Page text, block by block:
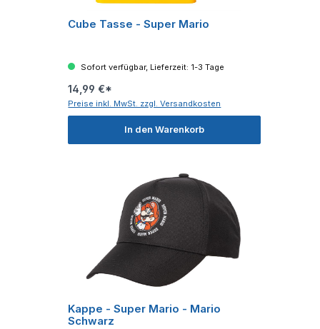
Cube Tasse - Super Mario
Sofort verfügbar, Lieferzeit: 1-3 Tage
14,99 €*
Preise inkl. MwSt. zzgl. Versandkosten
In den Warenkorb
Kappe - Super Mario - Mario
Schwarz